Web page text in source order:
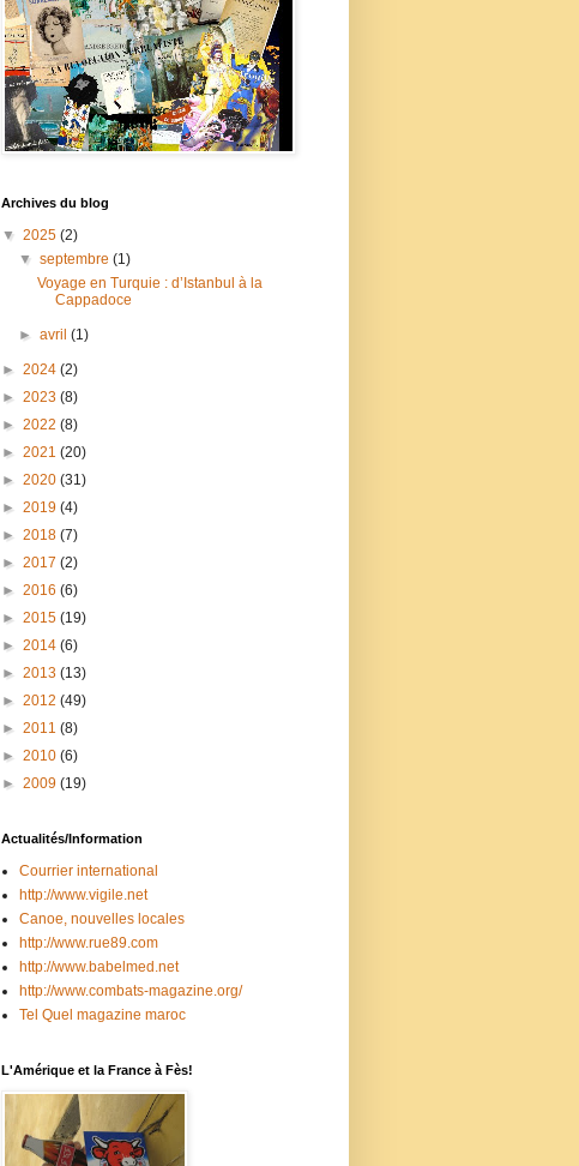
Archives du blog
▼ 2025 (2)
▼septembre(1)
Voyage en Turquie : d’Istanbul à la
Cappadoce
►avril(1)
► 2024 (2)
► 2023 (8)
► 2022 (8)
► 2021 (20)
► 2020 (31)
► 2019 (4)
► 2018 (7)
► 2017 (2)
► 2016 (6)
► 2015 (19)
► 2014 (6)
► 2013 (13)
► 2012 (49)
► 2011 (8)
► 2010 (6)
► 2009 (19)
Actualités/Information
Courrier international
http://www.vigile.net
Canoe, nouvelles locales
http://www.rue89.com
http://www.babelmed.net
http://www.combats-magazine.org/
Tel Quel magazine maroc
L'Amérique et la France à Fès!